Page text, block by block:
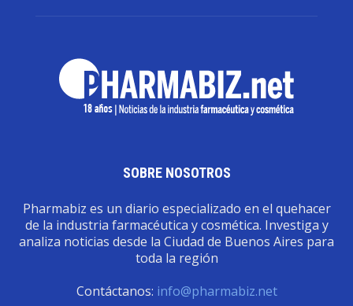
SOBRE NOSOTROS
Pharmabiz es un diario especializado en el quehacer
de la industria farmacéutica y cosmética. Investiga y
analiza noticias desde la Ciudad de Buenos Aires para
toda la región
Contáctanos: info@pharmabiz.net